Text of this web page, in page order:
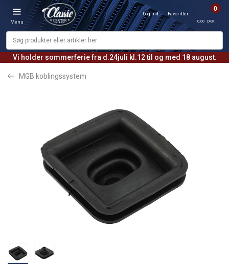
Vi holder sommerferie fra d.24juli kl.12 til og med 18 august.
Menu
Log ind Favoritter
0
0,00 DKK
MGB koblingssystem